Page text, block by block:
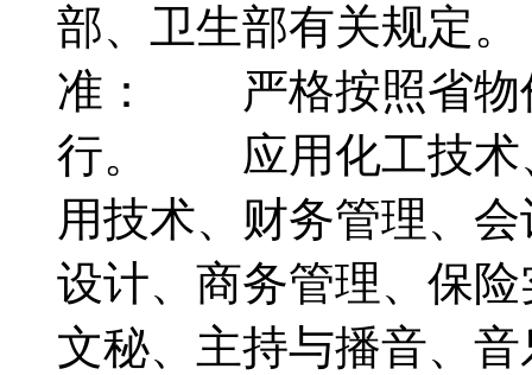
部、卫生部有关规
准： 严格按照省物
行。 应用化工技术
用技术、财务管理、
设计、商务管理、保
文秘、主持与播音、